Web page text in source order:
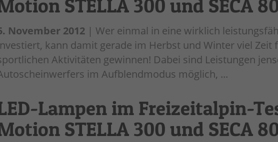
STELLA 300 und SECA
November 2012 | Wer einmal in eine wirklich
kann damit gerade im Herbst und Winter viel Zeit
Aktivitäten gewinnen! Dabei sind Leistungen
im Aufblendmodus möglich, ...
Lampen im Freizeitalpin-
STELLA 300 und SECA